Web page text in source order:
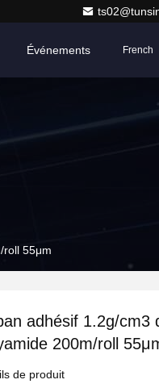
Événements French
roll 55μm
adhésif 1.2g/cm3
200m/roll
de produit